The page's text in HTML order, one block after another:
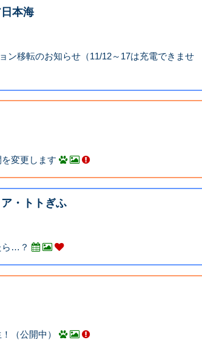
本海
ン移転のお知らせ（11/12～17は充電できませ
を変更します
・トトぎふ
ら…？
（公開中）